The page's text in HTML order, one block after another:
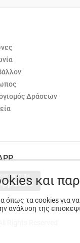
Δράσεων
και
όπως τα cookies για
ανάλυση της